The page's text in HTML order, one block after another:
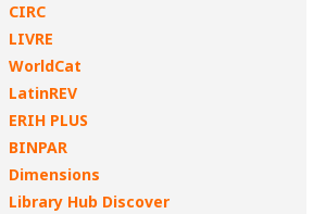
CIRC
LIVRE
WorldCat
LatinREV
ERIH PLUS
BINPAR
Dimensions
Library Hub Discover